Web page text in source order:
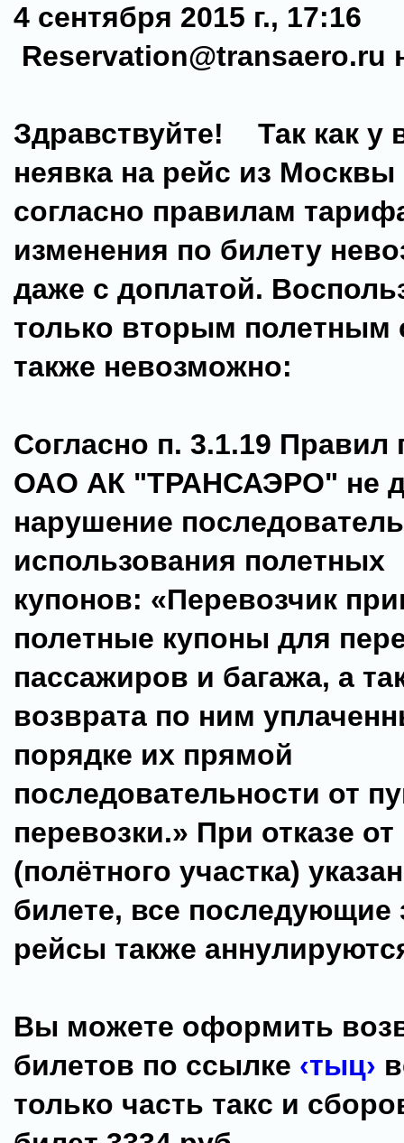
4 сентября 2015 г., 17:16
Reservation@transaero.ru
Здравствуйте! Так как у
неявка на рейс из
согласно правилам
изменения по билету
даже с доплатой.
только вторым полетным
также невозможно:
Согласно п. 3.1.19 Правил
ОАО АК "ТРАНСАЭРО" не
нарушение
использования полетных
купонов: «Перевозчик
полетные купоны для
пассажиров и багажа, а
возврата по ним
порядке их прямой
последовательности от
перевозки.» При отказе от
(полётного участка)
билете, все последующие
рейсы также
Вы можете оформить
билетов по ссылке ‹тыц›
только часть такс и